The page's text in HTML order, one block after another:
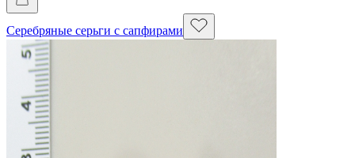
Серебряные серьги с сапфирами